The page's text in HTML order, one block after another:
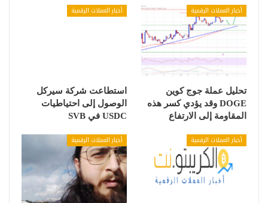
أخبار العملات الرقمية
تحليل عملة جوج كوين
DOGE وقد يؤدي كسر هذه
المقاومة إلى الارتفاع
أخبار العملات الرقمية
استطاعت شركة سيركل
الوصول إلى احتياطيات
USDC في SVB
أخبار العملات الرقمية أخبار العملات الرقمية